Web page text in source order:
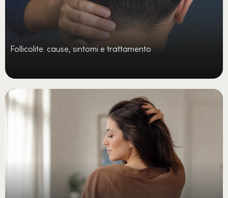
Follicolite: cause, sintomi e trattamento